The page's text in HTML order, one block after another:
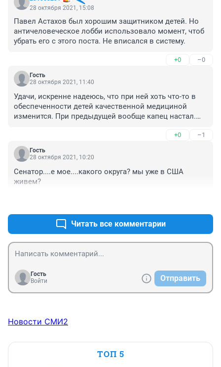
28 октября 2021, 15:08
Павел Астахов был хорошим защитником детей. Но
античеловеческое лобби использовало момент, чтоб
убрать его с этого поста. Не вписался в систему.
+0 –0
Гость
28 октября 2021, 11:40
Удачи, искренне надеюсь, что при ней хоть что-то в
обеспеченности детей качественной медициной
изменится. При предыдущей вообще капец настал.
заниматься, да и старшие помогают воспитывать
младших (народная традиция если что).
Матери тоже разные бывают, одни успевают ещё и
Анька.
+0 –1
Гость
28 октября 2021, 10:20
Сенатор....е мое....какого округа? мы уже в США
живем?
Читать все комментарии
Гость
Войти
Отправить
Новости СМИ2
ТОП 5